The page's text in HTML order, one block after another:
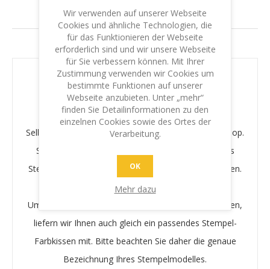
GARANTIE & LEISTUNG
IHR SCHUTZ - IHRE SICHERHEIT
Textplatte Colop
Selbstklebende Textplatte für das Stempelmodell Colop.
Sie können problemlos die bestehende Platte Ihres
Stempels entfernen und die neue Textplatte aufkleben.
Um einen optimalen Stempelabdruck zu gewährleisten,
liefern wir Ihnen auch gleich ein passendes Stempel-
Farbkissen mit. Bitte beachten Sie daher die genaue
Bezeichnung Ihres Stempelmodelles.
Wir verwenden auf unserer Webseite
Cookies und ähnliche Technologien, die
für das Funktionieren der Webseite
erforderlich sind und wir unsere Webseite
für Sie verbessern können. Mit Ihrer
Zustimmung verwenden wir Cookies um
bestimmte Funktionen auf unserer
Webseite anzubieten. Unter „mehr“
finden Sie Detailinformationen zu den
einzelnen Cookies sowie des Ortes der
Verarbeitung.
OK
Mehr dazu